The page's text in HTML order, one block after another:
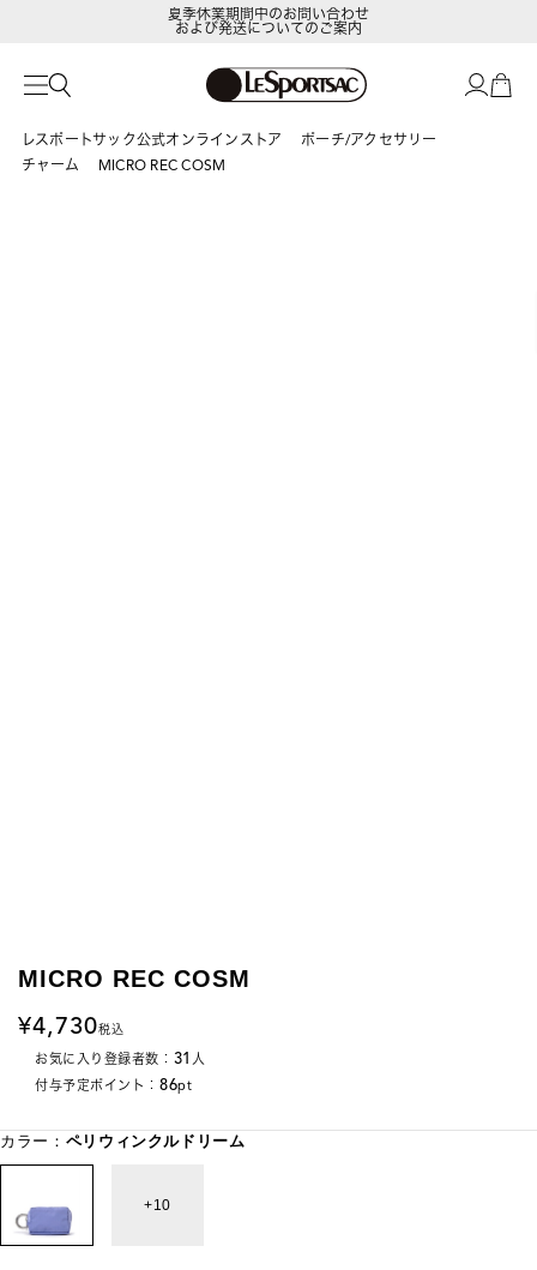
LeSportsac Member's Club
および発送についてのご案内
レスポートサック公式オンラインストア
ポーチ/アクセサリー
チャーム
MICRO REC COSM
MICRO REC COSM
4,730税込
お気に入り登録者数： 31 人
付与予定ポイント： 86pt
カラー： ペリウィンクルドリーム
10